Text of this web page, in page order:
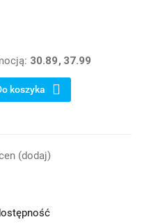
30.89 37.99
koszyka
(dodaj)